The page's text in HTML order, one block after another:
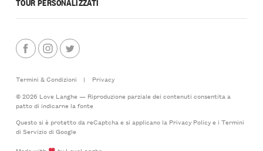
Termini & Condizioni |
Privacy
© 2026 Love Langhe — Riproduzione parziale dei contenuti consentita a
patto di indicarne la fonte
Questo si è protetto da reCaptcha e si applicano la Privacy Policye i Termini
di Serviziodi Google